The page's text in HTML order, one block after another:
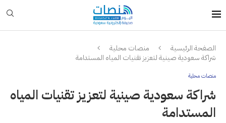
الصفحة الرئيسية
منصات محلية
شراكة سعودية صينية لتعزيز تقنيات المياه المستدامة
منصات محلية
شراكة سعودية صينية لتعزيز تقنيات المياه
المستدامة